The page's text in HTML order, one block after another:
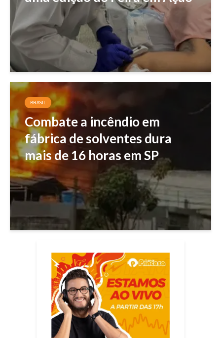
BRASIL
Combate a incêndio em
fábrica de solventes dura
mais de 16 horas em SP